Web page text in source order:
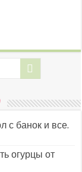
с банок и все.
огурцы от